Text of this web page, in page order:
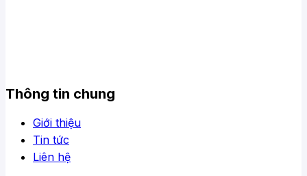
Thông tin chung
Giới thiệu
Tin tức
Liên hệ